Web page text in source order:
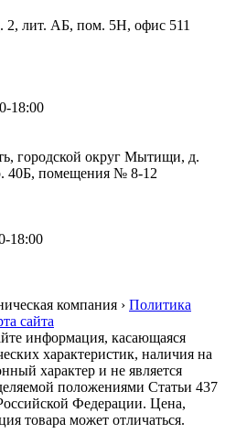
2, лит. АБ, пом. 5Н, офис 511
18:00
городской округ Мытищи, д.
40Б, помещения № 8-12
18:00
компания › Политика
сайта
информация, касающаяся
характеристик, наличия на
характер и не является
положениями Статьи 437
Федерации. Цена,
товара может отличаться.